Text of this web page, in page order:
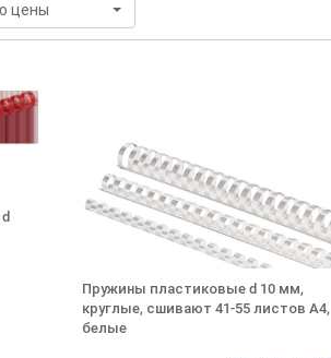
цены
Пружины пластиковые d 10 мм,
круглые, сшивают 41-55 листов А4,
белые